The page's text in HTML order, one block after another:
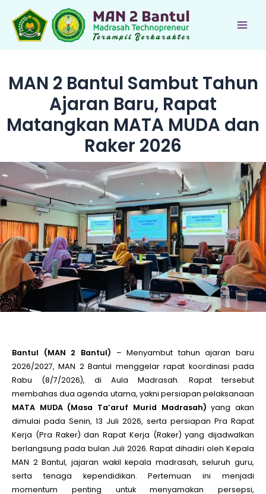
konten
MAN 2 Bantul Sambut Tahun
Ajaran Baru, Rapat
Matangkan MATA MUDA dan
Raker 2026
Bantul (MAN 2 Bantul) – Menyambut tahun ajaran baru
2026/2027, MAN 2 Bantul menggelar rapat koordinasi pada
Rabu (8/7/2026), di Aula Madrasah. Rapat tersebut
membahas dua agenda utama, yakni persiapan pelaksanaan
MATA MUDA (Masa Ta’aruf Murid Madrasah) yang akan
dimulai pada Senin, 13 Juli 2026, serta persiapan Pra Rapat
Kerja (Pra Raker) dan Rapat Kerja (Raker) yang dijadwalkan
berlangsung pada bulan Juli 2026. Rapat dihadiri oleh Kepala
MAN 2 Bantul, jajaran wakil kepala madrasah, seluruh guru,
serta tenaga kependidikan. Pertemuan ini menjadi
momentum penting untuk menyamakan persepsi,